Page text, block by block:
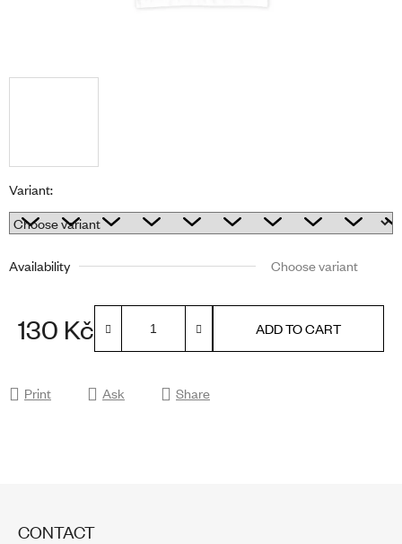
Variant:
Availability Choose variant
130 Kč
Measure price:
ADD TO CART
Print Ask Share
CONTACT